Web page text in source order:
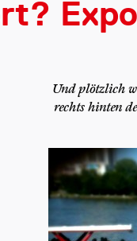
Und plötzlich
rechts hinten